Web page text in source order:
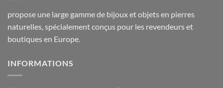
propose une large gamme de bijoux et objets en pierres
naturelles, spécialement conçus pour les revendeurs et
boutiques en Europe.
INFORMATIONS